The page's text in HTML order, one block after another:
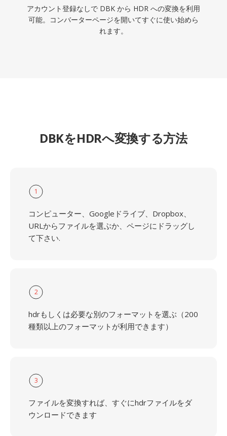
アカウント登録なしで DBK から HDR への変換を利用
可能。コンバーターページを開いてすぐに使い始めら
れます。
DBKをHDRへ変換する方法
1
コンピューター、Googleドライブ、Dropbox、
URLからファイルを選ぶか、ページにドラッグし
て下さい.
2
hdrもしくは必要な別のフォーマットを選ぶ（200
種類以上のフォーマットが利用できます）
3
ファイルを変換すれば、すぐにhdrファイルをダ
ウンロードできます